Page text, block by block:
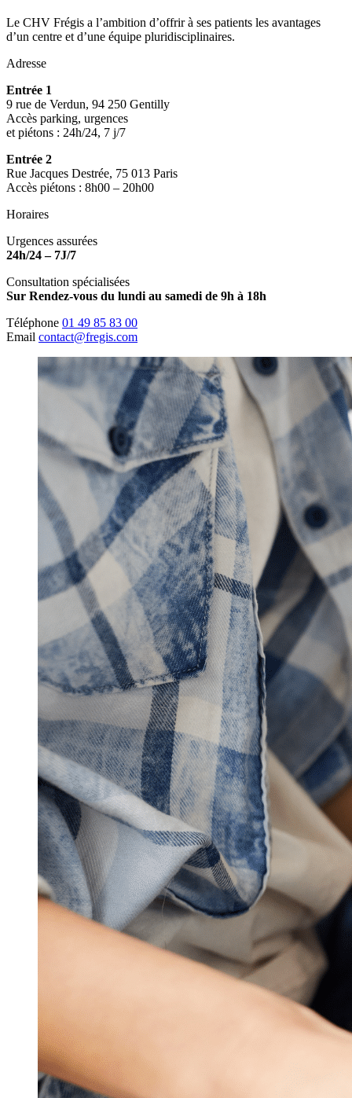
Le CHV Frégis a l’ambition d’offrir à ses patients les avantages
d’un centre et d’une équipe pluridisciplinaires.
Adresse
Entrée 1
9 rue de Verdun, 94 250 Gentilly
Accès parking, urgences
et piétons : 24h/24, 7 j/7
Entrée 2
Rue Jacques Destrée, 75 013 Paris
Accès piétons : 8h00 – 20h00
Horaires
Urgences assurées
24h/24 – 7J/7
Consultation spécialisées
Sur Rendez-vous du lundi au samedi de 9h à 18h
Téléphone 01 49 85 83 00
Email contact@fregis.com